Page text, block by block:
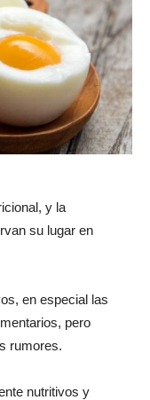
y la
su lugar en
en especial las
pero
rumores.
nutritivos y